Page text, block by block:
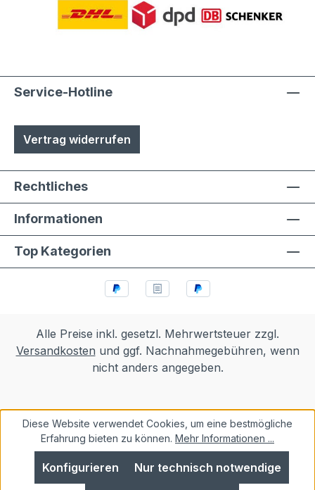
Service-Hotline
Vertrag widerrufen
Rechtliches
Informationen
Top Kategorien
Alle Preise inkl. gesetzl. Mehrwertsteuer zzgl.
Versandkosten und ggf. Nachnahmegebühren, wenn
nicht anders angegeben.
Diese Website verwendet Cookies, um eine bestmögliche
Erfahrung bieten zu können. Mehr Informationen ...
Nur technisch notwendige
Konfigurieren